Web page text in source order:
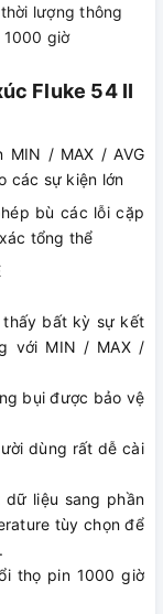
lượng thông
giờ
Fluke 54 II
/ MAX / AVG
các sự kiện lớn
bù các lỗi cặp
tổng thể
thấy bất kỳ sự kết
với MIN / MAX /
bụi được bảo vệ
dùng rất dễ cài
dữ liệu sang phần
tùy chọn để
thọ pin 1000 giờ